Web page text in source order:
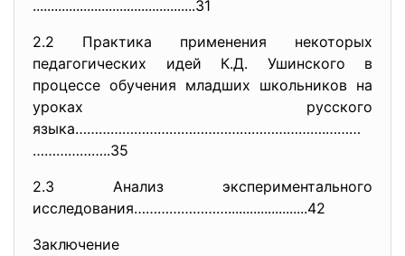
.............................................31
2.2 Практика применения некоторых
педагогических идей К.Д. Ушинского в
процессе обучения младших школьников на
уроках русского
языка……………………………………………………….………
………………..35
2.3 Анализ экспериментального
исследования……………………......................42
Заключение